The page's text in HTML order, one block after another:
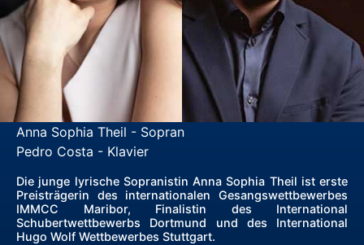
Anna Sophia Theil - Sopran
Pedro Costa - Klavier
Die junge lyrische Sopranistin Anna Sophia Theil ist erste
Preisträgerin des internationalen Gesangswettbewerbes
IMMCC Maribor, Finalistin des International
Schubertwettbewerbs Dortmund und des International
Hugo Wolf Wettbewerbes Stuttgart.